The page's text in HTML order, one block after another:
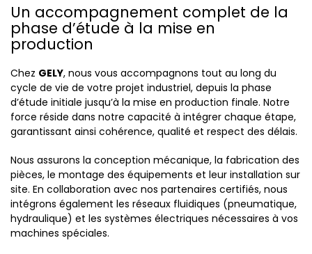
Un accompagnement complet de la
phase d’étude à la mise en
production
Chez GELY, nous vous accompagnons tout au long du
cycle de vie de votre projet industriel, depuis la phase
d’étude initiale jusqu’à la mise en production finale. Notre
force réside dans notre capacité à intégrer chaque étape,
garantissant ainsi cohérence, qualité et respect des délais.
Nous assurons la conception mécanique, la fabrication des
pièces, le montage des équipements et leur installation sur
site. En collaboration avec nos partenaires certifiés, nous
intégrons également les réseaux fluidiques (pneumatique,
hydraulique) et les systèmes électriques nécessaires à vos
machines spéciales.